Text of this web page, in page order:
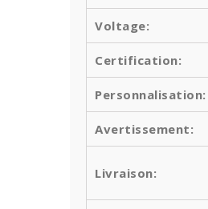
Voltage:
Certification:
Personnalisation:
Avertissement:
Livraison: